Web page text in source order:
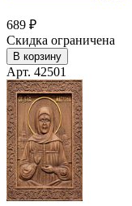
689 ₽
Скидка ограничена
В корзину
Арт. 42501